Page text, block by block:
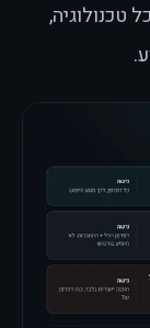
טכנולוגיה,